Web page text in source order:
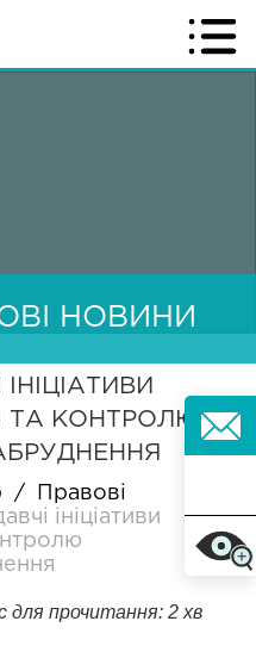
НОВИНИ
КОНТРОЛЮ
/
Правові
ініціативи
для прочитання: 2 хв